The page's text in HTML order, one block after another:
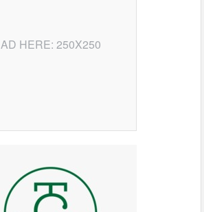
AD HERE: 250X250